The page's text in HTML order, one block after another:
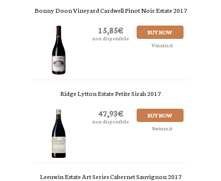
Bonny Doon Vineyard Cardwell Pinot Noir Estate 2017
15,85€
non disponibile
BUY NOW
Vinatis.it
Ridge Lytton Estate Petite Sirah 2017
47,93€
non disponibile
BUY NOW
8wines.it
Leeuwin Estate Art Series Cabernet Sauvignon 2017